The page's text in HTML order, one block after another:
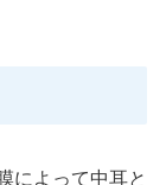
によって中耳と